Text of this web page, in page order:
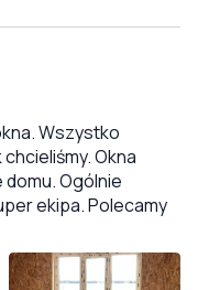
Wszystko
Okna
Ogólnie
ekipa. Polecamy